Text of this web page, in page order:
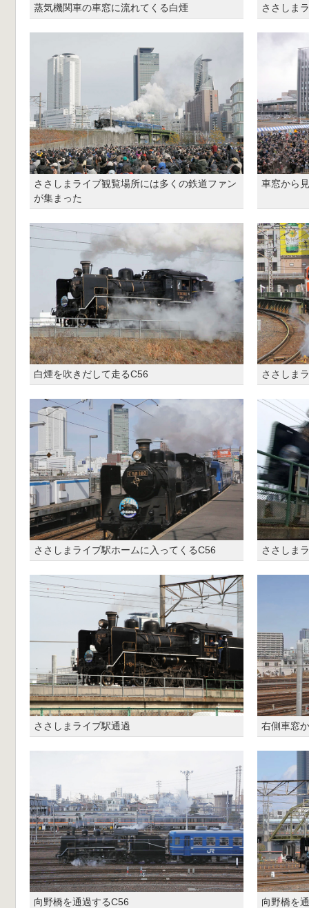
蒸気機関車の車窓に流れてくる白煙 ささしま
ささしまライブ観覧場所には多くの鉄道ファン
が集まった
車窓から
白煙を吹きだして走るC56 ささしま
ささしまライブ駅ホームに入ってくるC56 ささしま
ささしまライブ駅通過 右側車窓
向野橋を通過するC56 向野橋を